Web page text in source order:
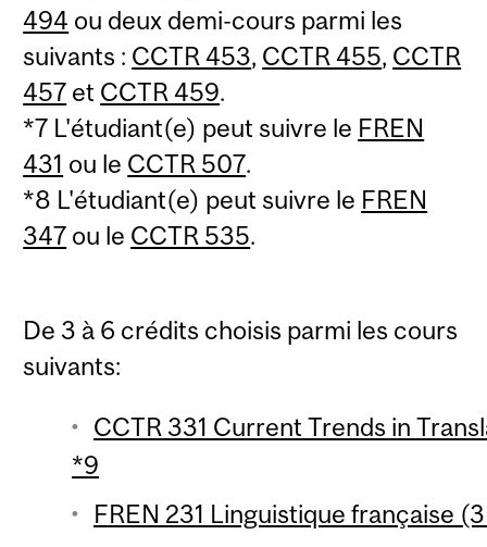
494 ou deux demi-cours parmi les
suivants : CCTR 453, CCTR 455, CCTR
457 et CCTR 459.
*7 L'étudiant(e) peut suivre le FREN
431 ou le CCTR 507.
*8 L'étudiant(e) peut suivre le FREN
347 ou le CCTR 535.
De 3 à 6 crédits choisis parmi les cours
suivants:
CCTR 331 Current Trends in
*9
FREN 231 Linguistique française